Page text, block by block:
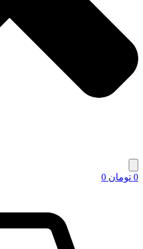
0 تومان 0